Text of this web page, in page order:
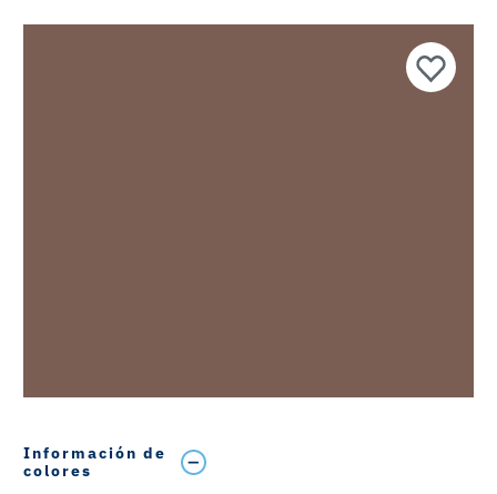
Información de
colores